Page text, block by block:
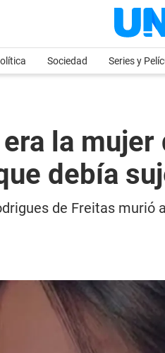
Sociedad Series y
la
debía
de Freitas